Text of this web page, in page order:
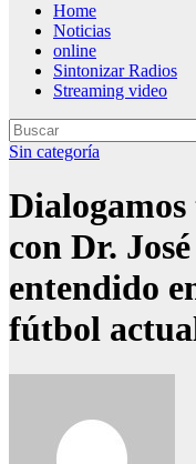
Home
Noticias
online
Sintonizar Radios
Streaming video
Sin categoría
con Dr.
entendido
fútbol